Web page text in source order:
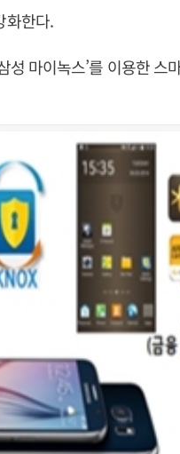
화한다.
마이녹스’를 이용한 스